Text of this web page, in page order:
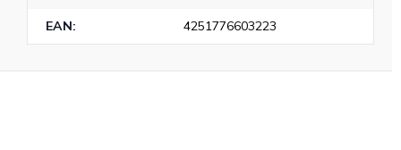
EAN: 4251776603223